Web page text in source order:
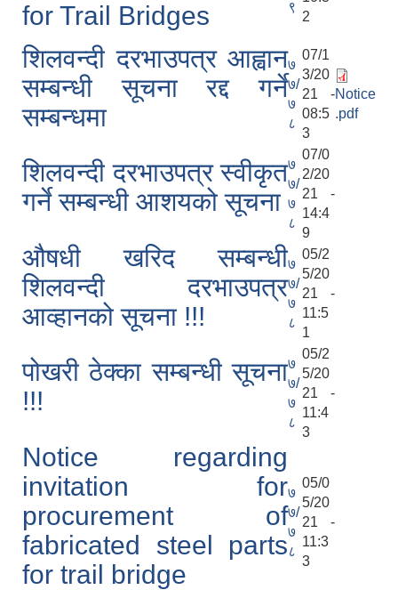
for Trail Bridges
९
2
शिलवन्दी दरभाउपत्र आह्वान
सम्बन्धी सूचना रद्द गर्ने
सम्बन्धमा
७
७/
७
८
07/1
3/20
21 -
08:5
3
Notice
.pdf
शिलवन्दी दरभाउपत्र स्वीकृत
गर्ने सम्बन्धी आशयको सूचना
७
७/
७
८
07/0
2/20
21 -
14:4
9
औषधी खरिद सम्बन्धी
शिलवन्दी दरभाउपत्र
आव्हानको सूचना !!!
७
७/
७
८
05/2
5/20
21 -
11:5
1
पोखरी ठेक्का सम्बन्धी सूचना
!!!
७
७/
७
८
05/2
5/20
21 -
11:4
3
Notice regarding
invitation for
procurement of
fabricated steel parts
for trail bridge
७
७/
७
८
05/0
5/20
21 -
11:3
3